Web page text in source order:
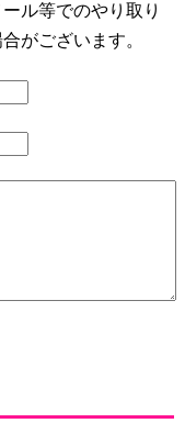
ル等でのやり取り
がございます。